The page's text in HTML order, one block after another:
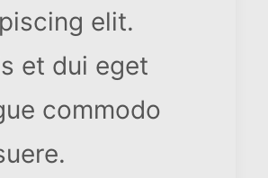
elit.
et dui eget
commodo